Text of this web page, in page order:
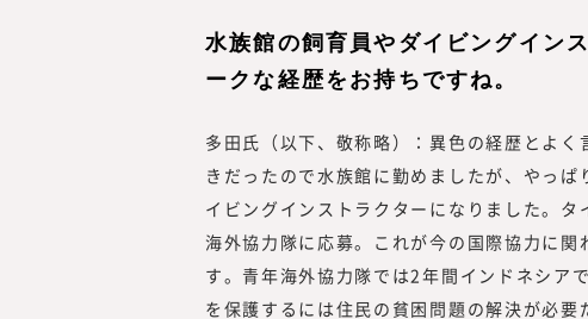
水族館の飼育員やダイビングイン
ークな経歴をお持ちですね。
多田氏（以下、敬称略）：異色の経歴とよ
きだったので水族館に勤めましたが、やっ
イビングインストラクターになりました。
海外協力隊に応募。これが今の国際協力に
す。青年海外協力隊では2年間インドネシア
を保護するには住民の貧困問題の解決が必